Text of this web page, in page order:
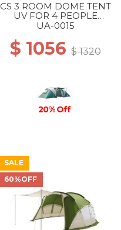
CS 3 ROOM DOME TENT
UV FOR 4 PEOPLE
(WITH CARRY BAG) --
UA-0015
$ 1056$ 1320
20% Off
SALE
60%OFF